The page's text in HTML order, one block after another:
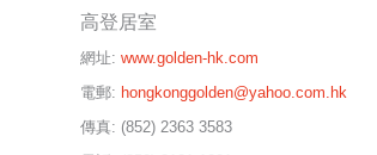
高登居室
網址: www.golden-hk.com
電郵: hongkonggolden@yahoo.com.hk
傳真: (852) 2363 3583